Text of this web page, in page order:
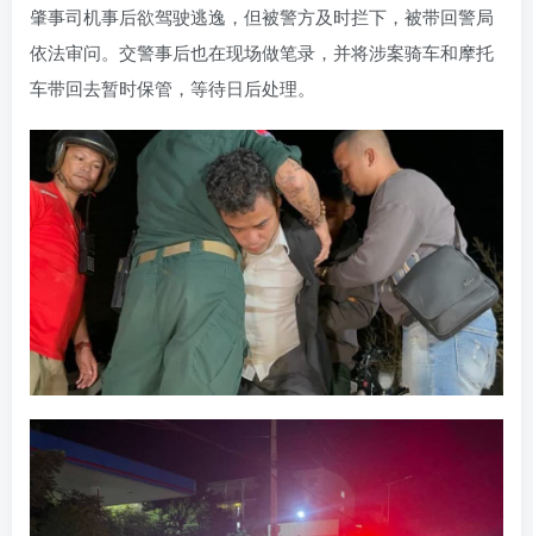
肇事司机事后欲驾驶逃逸，但被警方及时拦下，被带回警局
依法审问。交警事后也在现场做笔录，并将涉案骑车和摩托
车带回去暂时保管，等待日后处理。